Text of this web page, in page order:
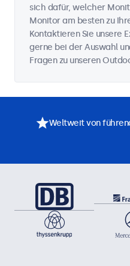
sich dafür, welcher
Monitor am besten zu
Kontaktieren Sie unsere
gerne bei der Auswahl
Fragen zu unseren
Weltweit von